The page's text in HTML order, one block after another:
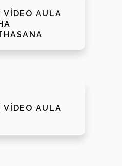
VÍDEO AULA
VÍDEO AULA